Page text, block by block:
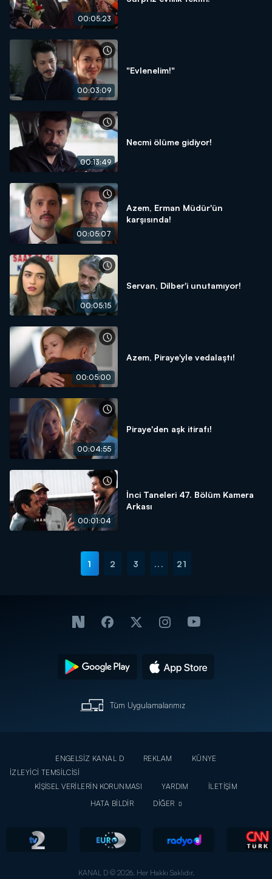
00:05:23
00:03:09
"Evlenelim!"
00:13:49
Necmi ölüme gidiyor!
00:05:07
Azem, Erman Müdür'ün
karşısında!
00:05:15
Servan, Dilber'i unutamıyor!
00:05:00
Azem, Piraye'yle vedalaştı!
00:04:55
Piraye'den aşk itirafı!
00:01:04
İnci Taneleri 47. Bölüm Kamera
Arkası
1 2 3 ... 21
Tüm Uygulamalarımız
ENGELSİZ KANAL D REKLAM
KÜNYE
İZLEYİCİ TEMSİLCİSİ
KİŞİSEL VERİLERİN KORUNMASI
YARDIM
İLETİŞİM
HATA BİLDİR
DİĞER
KANAL D © 2026. Her Hakkı Saklıdır.